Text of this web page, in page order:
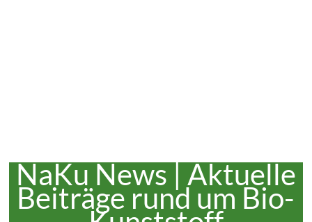
NaKu News | Aktuelle
Beiträge rund um Bio-